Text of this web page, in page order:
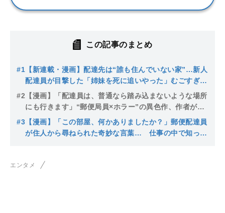
この記事のまとめ
#1 【新連載・漫画】配達先は“誰も住んでいない家”…新人
配達員が目撃した「姉妹を死に追いやった」むごすぎる
真相
#2 【漫画】「配達員は、普通なら踏み込まないような場所
にも行きます」“郵便局員×ホラー”の異色作、作者が語
る“怪異の原点”
#3 【漫画】「この部屋、何かありましたか？」郵便配達員
が住人から尋ねられた奇妙な言葉… 仕事の中で知って
エンタメ